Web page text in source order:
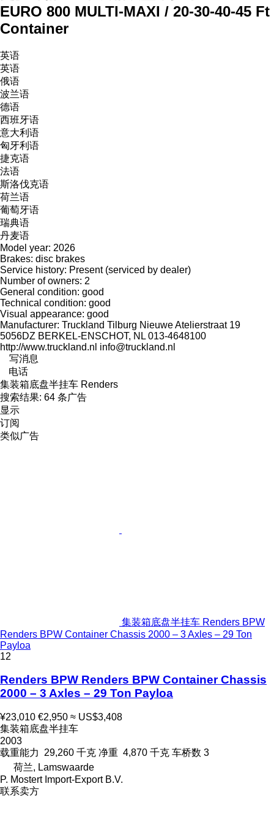
EURO 800 MULTI-MAXI / 20-30-40-45 Ft
Container
英语
英语
俄语
波兰语
德语
西班牙语
意大利语
匈牙利语
捷克语
法语
斯洛伐克语
荷兰语
葡萄牙语
瑞典语
丹麦语
Model year: 2026
Brakes: disc brakes
Service history: Present (serviced by dealer)
Number of owners: 2
General condition: good
Technical condition: good
Visual appearance: good
Manufacturer: Truckland Tilburg Nieuwe Atelierstraat 19
5056DZ BERKEL-ENSCHOT, NL 013-4648100
http://www.truckland.nl info@truckland.nl
写消息
电话
集装箱底盘半挂车 Renders
搜索结果: 64 条广告
显示
订阅
类似广告
集装箱底盘半挂车 Renders BPW
Renders BPW Container Chassis 2000 – 3 Axles – 29 Ton
Payloa
12
Renders BPW Renders BPW Container Chassis
2000 – 3 Axles – 29 Ton Payloa
¥23,010 €2,950 ≈ US$3,408
集装箱底盘半挂车
2003
载重能力
29,260 千克 净重 4,870 千克 车桥数 3
荷兰, Lamswaarde
P. Mostert Import-Export B.V.
联系卖方